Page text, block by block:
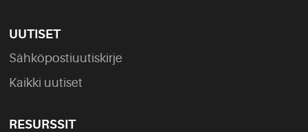
UUTISET
Sähköpostiuutiskirje
Kaikki uutiset
RESURSSIT